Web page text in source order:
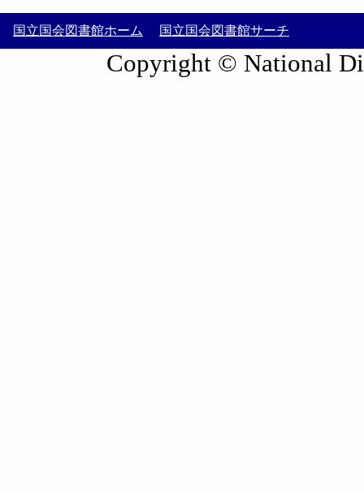
国立国会図書館ホーム 国立国会図書館サーチ
Copyright © National